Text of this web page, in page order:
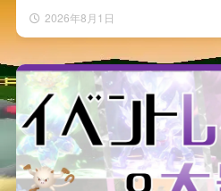
2026年8月1日